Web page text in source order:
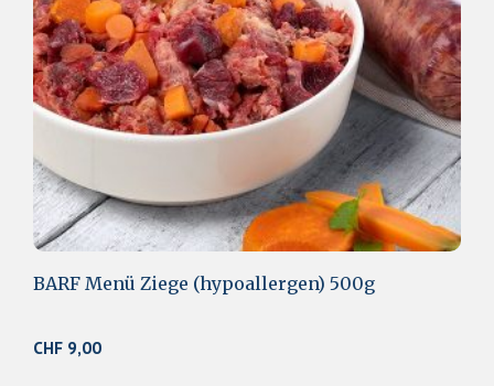
BARF Menü Ziege (hypoallergen) 500g
CHF 9,00